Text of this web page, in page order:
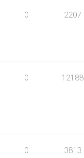
0 2207
0 12188
0 3813